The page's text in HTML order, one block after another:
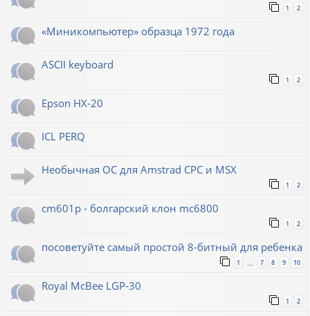
1 2
«Миникомпьютер» образца 1972 года
ASCII keyboard
1 2
Epson HX-20
ICL PERQ
Необычная ОС для Amstrad CPC и MSX
1 2
cm601p - болгарский клон mc6800
1 2
посоветуйте самый простой 8-битный для ребенка
1 … 7 8 9 10
Royal McBee LGP-30
1 2